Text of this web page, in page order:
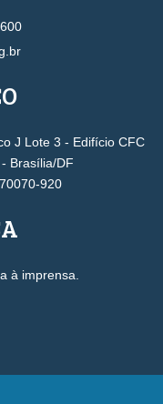
J Lote 3 - Edifício CFC
Brasília/DF
920
à imprensa.